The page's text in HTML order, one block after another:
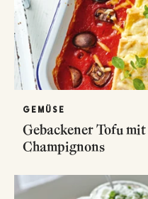
GEMÜSE
Gebackener Tofu
Champignons